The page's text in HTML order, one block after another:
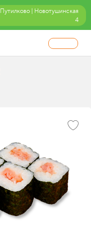
Путилково | Новотушинская
4